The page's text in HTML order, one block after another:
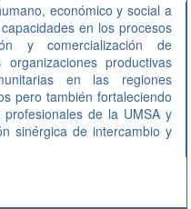
económico y social a
en los procesos
y comercialización de
productivas
en las regiones
pero también fortaleciendo
de la UMSA y
sinérgica de intercambio y